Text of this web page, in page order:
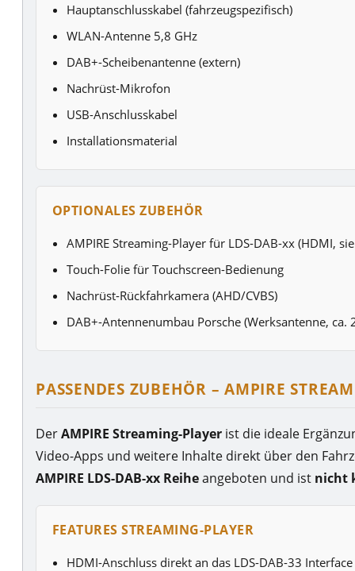
Hauptanschlusskabel (fahrzeugspezifisch)
WLAN-Antenne 5,8 GHz
DAB+-Scheibenantenne (extern)
Nachrüst-Mikrofon
USB-Anschlusskabel
Installationsmaterial
OPTIONALES ZUBEHÖR
AMPIRE Streaming-Player für LDS-DAB-xx (HDMI,
Touch-Folie für Touchscreen-Bedienung
Nachrüst-Rückfahrkamera (AHD/CVBS)
DAB+-Antennenumbau Porsche (Werksantenne, ca.
PASSENDES ZUBEHÖR – AMPIRE
DerAMPIRE Streaming-Player ist die ideale
Video-Apps und weitere Inhalte direkt über den
AMPIRE LDS-DAB-xx Reiheangeboten und ist nicht
FEATURES STREAMING-PLAYER
HDMI-Anschluss direkt an das LDS-DAB-33 Interface